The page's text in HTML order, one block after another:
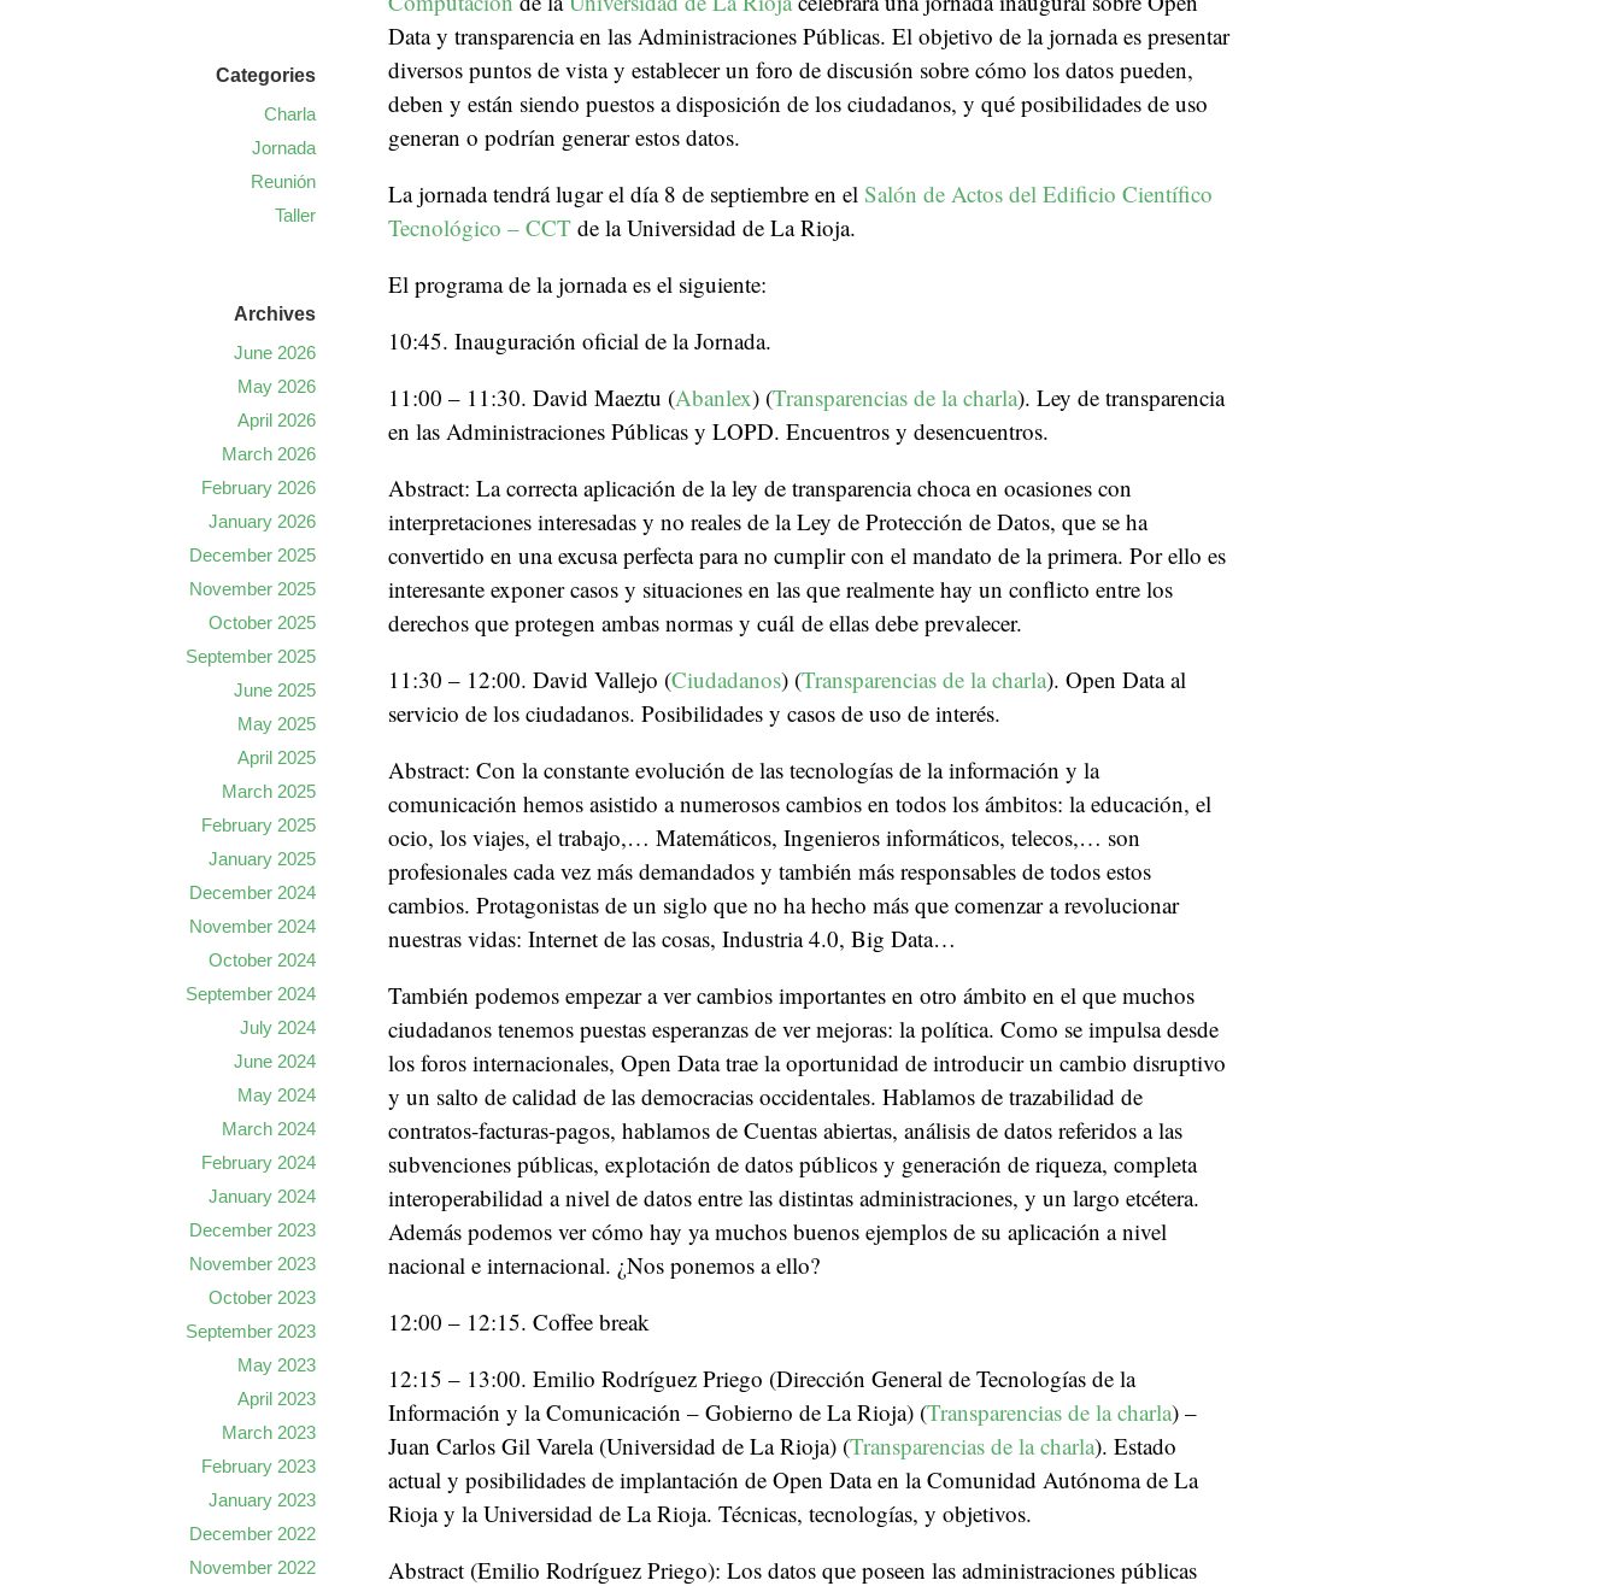
Data y transparencia en las Administraciones Públicas. El objetivo de la jornada es presentar
diversos puntos de vista y establecer un foro de discusión sobre cómo los datos pueden,
deben y están siendo puestos a disposición de los ciudadanos, y qué posibilidades de uso
generan o podrían generar estos datos.
La jornada tendrá lugar el día 8 de septiembre en el Salón de Actos del Edificio Científico
Tecnológico – CCT de la Universidad de La Rioja.
El programa de la jornada es el siguiente:
10:45. Inauguración oficial de la Jornada.
11:00 – 11:30. David Maeztu (Abanlex) (Transparencias de la charla). Ley de transparencia
en las Administraciones Públicas y LOPD. Encuentros y desencuentros.
Abstract: La correcta aplicación de la ley de transparencia choca en ocasiones con
interpretaciones interesadas y no reales de la Ley de Protección de Datos, que se ha
convertido en una excusa perfecta para no cumplir con el mandato de la primera. Por ello es
interesante exponer casos y situaciones en las que realmente hay un conflicto entre los
derechos que protegen ambas normas y cuál de ellas debe prevalecer.
11:30 – 12:00. David Vallejo (Ciudadanos) (Transparencias de la charla). Open Data al
servicio de los ciudadanos. Posibilidades y casos de uso de interés.
Abstract: Con la constante evolución de las tecnologías de la información y la
comunicación hemos asistido a numerosos cambios en todos los ámbitos: la educación, el
ocio, los viajes, el trabajo,… Matemáticos, Ingenieros informáticos, telecos,… son
profesionales cada vez más demandados y también más responsables de todos estos
cambios. Protagonistas de un siglo que no ha hecho más que comenzar a revolucionar
nuestras vidas: Internet de las cosas, Industria 4.0, Big Data…
También podemos empezar a ver cambios importantes en otro ámbito en el que muchos
ciudadanos tenemos puestas esperanzas de ver mejoras: la política. Como se impulsa desde
los foros internacionales, Open Data trae la oportunidad de introducir un cambio disruptivo
y un salto de calidad de las democracias occidentales. Hablamos de trazabilidad de
contratos-facturas-pagos, hablamos de Cuentas abiertas, análisis de datos referidos a las
subvenciones públicas, explotación de datos públicos y generación de riqueza, completa
interoperabilidad a nivel de datos entre las distintas administraciones, y un largo etcétera.
Además podemos ver cómo hay ya muchos buenos ejemplos de su aplicación a nivel
nacional e internacional. ¿Nos ponemos a ello?
12:00 – 12:15. Coffee break
12:15 – 13:00. Emilio Rodríguez Priego (Dirección General de Tecnologías de la
Información y la Comunicación – Gobierno de La Rioja) (Transparencias de la charla) –
Juan Carlos Gil Varela (Universidad de La Rioja) (Transparencias de la charla). Estado
actual y posibilidades de implantación de Open Data en la Comunidad Autónoma de La
Rioja y la Universidad de La Rioja. Técnicas, tecnologías, y objetivos.
Abstract (Emilio Rodríguez Priego): Los datos que poseen las administraciones públicas
Categories
Charla
Jornada
Reunión
Taller
Archives
June 2026
May 2026
April 2026
March 2026
February 2026
January 2026
December 2025
November 2025
October 2025
September 2025
June 2025
May 2025
April 2025
March 2025
February 2025
January 2025
December 2024
November 2024
October 2024
September 2024
July 2024
June 2024
May 2024
March 2024
February 2024
January 2024
December 2023
November 2023
October 2023
September 2023
May 2023
April 2023
March 2023
February 2023
January 2023
December 2022
November 2022